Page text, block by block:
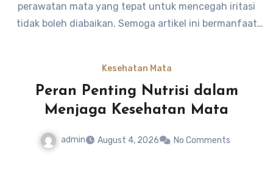
perawatan mata yang tepat untuk mencegah iritasi
tidak boleh diabaikan. Semoga artikel ini bermanfaat
Kesehatan Mata
Peran Penting Nutrisi dalam
Menjaga Kesehatan Mata
admin August 4, 2026 No Comments